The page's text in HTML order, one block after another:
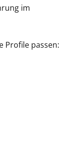
im
Profile passen: